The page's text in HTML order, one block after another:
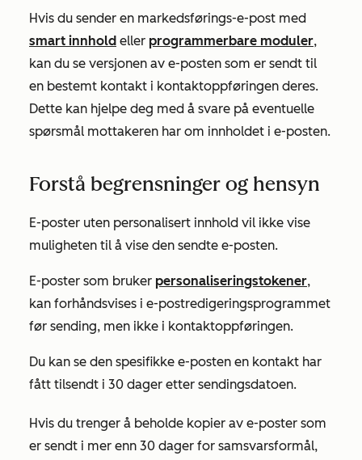
Hvis du sender en markedsførings-e-post med
smart innhold eller programmerbare moduler,
kan du se versjonen av e-posten som er sendt til
en bestemt kontakt i kontaktoppføringen deres.
Dette kan hjelpe deg med å svare på eventuelle
spørsmål mottakeren har om innholdet i e-posten.
Forstå begrensninger og hensyn
E-poster uten personalisert innhold vil ikke vise
muligheten til å vise den sendte e-posten.
E-poster som bruker personaliseringstokener,
kan forhåndsvises i e-postredigeringsprogrammet
før sending, men ikke i kontaktoppføringen.
Du kan se den spesifikke e-posten en kontakt har
fått tilsendt i 30 dager etter sendingsdatoen.
Hvis du trenger å beholde kopier av e-poster som
er sendt i mer enn 30 dager for samsvarsformål,